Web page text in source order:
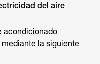
del aire
acondicionado
la siguiente